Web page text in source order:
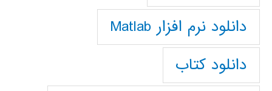
دانلود نرم افزار Matlab
دانلود کتاب